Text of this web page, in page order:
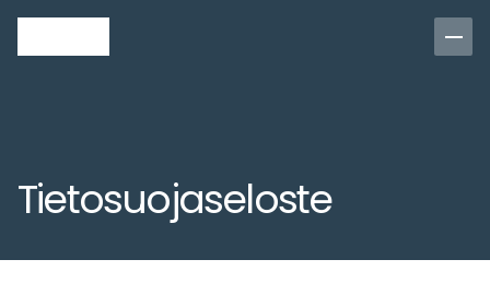
Tietosuojaseloste